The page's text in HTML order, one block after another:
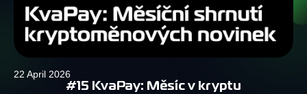
22 April 2026
#15 KvaPay: Měsíc v kryptu